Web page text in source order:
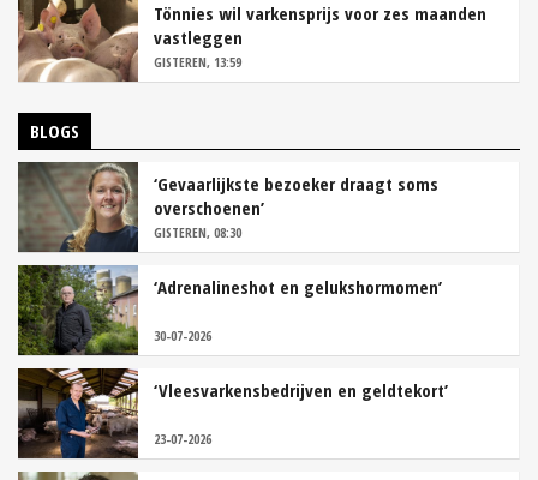
Tönnies wil varkensprijs voor zes maanden
vastleggen
GISTEREN, 13:59
BLOGS
‘Gevaarlijkste bezoeker draagt soms
overschoenen’
GISTEREN, 08:30
‘Adrenalineshot en gelukshormomen’
30-07-2026
‘Vleesvarkensbedrijven en geldtekort’
23-07-2026